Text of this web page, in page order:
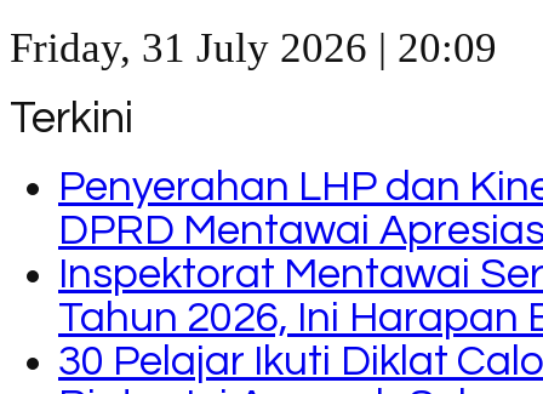
Friday, 31 July 2026 | 20:09
Terkini
Penyerahan LHP dan
DPRD Mentawai
Inspektorat Mentawai
Tahun 2026, Ini Harapan
30 Pelajar Ikuti Diklat